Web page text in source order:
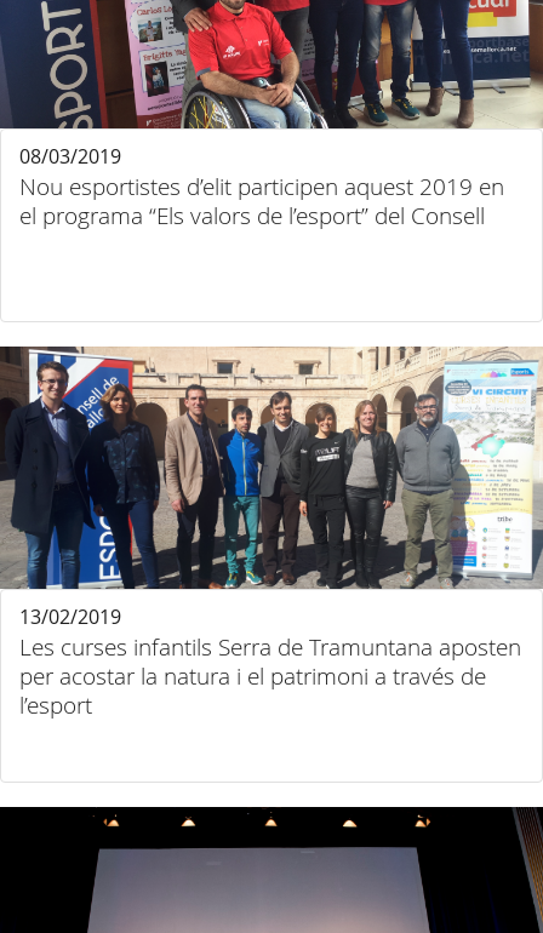
Nou esportistes d’elit participen aquest 2019 en
el programa “Els valors de l’esport” del Consell
08/03/2019
Les curses infantils Serra de Tramuntana aposten
per acostar la natura i el patrimoni a través de
l’esport
13/02/2019